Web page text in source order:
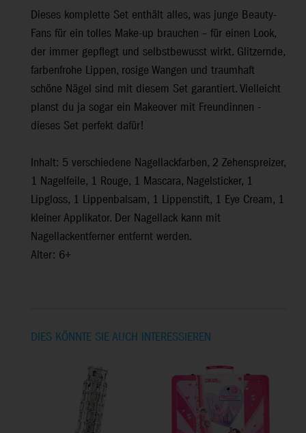
Dieses komplette Set enthält alles, was junge Beauty-
Fans für ein tolles Make-up brauchen – für einen Look,
der immer gepflegt und selbstbewusst wirkt. Glitzernde,
farbenfrohe Lippen, rosige Wangen und traumhaft
schöne Nägel sind mit diesem Set garantiert. Vielleicht
planst du ja sogar ein Makeover mit Freundinnen -
dieses Set perfekt dafür!
Inhalt: 5 verschiedene Nagellackfarben, 2 Zehenspreizer,
1 Nagelfeile, 1 Rouge, 1 Mascara, Nagelsticker, 1
Lipgloss, 1 Lippenbalsam, 1 Lippenstift, 1 Eye Cream, 1
kleiner Applikator. Der Nagellack kann mit
Nagellackentferner entfernt werden.
Alter: 6+
DIES KÖNNTE SIE AUCH INTERESSIEREN